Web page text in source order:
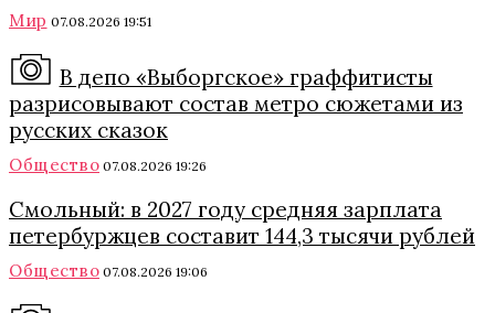
Мир 07.08.2026 19:51
В депо «Выборгское» граффитисты
разрисовывают состав метро сюжетами из
русских сказок
Общество 07.08.2026 19:26
Смольный: в 2027 году средняя зарплата
петербуржцев составит 144,3 тысячи рублей
Общество 07.08.2026 19:06